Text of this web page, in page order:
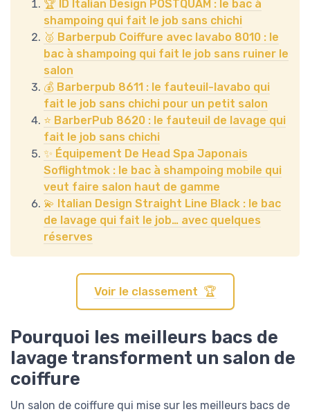
🏆 ID Italian Design POSTQUAM : le bac à
shampoing qui fait le job sans chichi
🥈 Barberpub Coiffure avec lavabo 8010 : le
bac à shampoing qui fait le job sans ruiner le
salon
💰 Barberpub 8611 : le fauteuil-lavabo qui
fait le job sans chichi pour un petit salon
⭐ BarberPub 8620 : le fauteuil de lavage qui
fait le job sans chichi
✨ Équipement De Head Spa Japonais
Soflightmok : le bac à shampoing mobile qui
veut faire salon haut de gamme
💫 Italian Design Straight Line Black : le bac
de lavage qui fait le job… avec quelques
réserves
Voir le classement 🏆
Pourquoi les meilleurs bacs de
lavage transforment un salon de
coiffure
Un salon de coiffure qui mise sur les meilleurs bacs de